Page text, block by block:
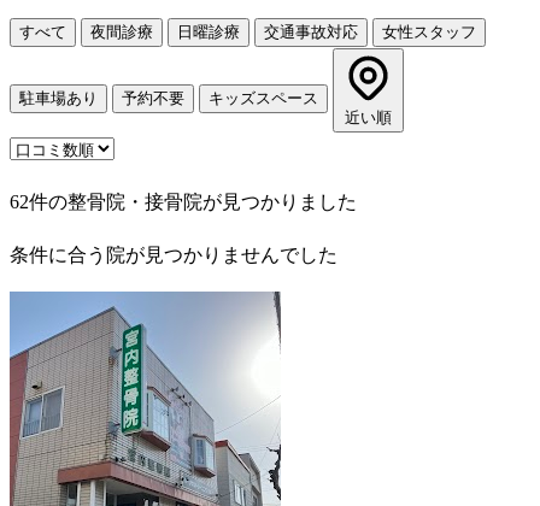
すべて 夜間診療 日曜診療 交通事故対応 女性スタッフ
駐車場あり 予約不要
キッズスペース
近い順
62件の整骨院・接骨院が見つかりました
条件に合う院が見つかりませんでした